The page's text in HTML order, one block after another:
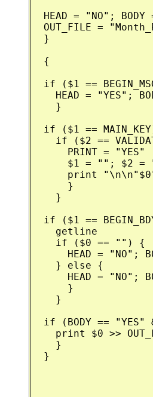
HEAD = "NO"; BODY
OUT_FILE =
  }
  {
if ($1 ==
HEAD = "YES";
    }
if ($1 ==
if ($2 ==
      PRINT = "YES"
$1 = ""; $2 =
print
      }
    }
if ($1 ==
    getline
    if ($0 == "") {
HEAD = "NO";
    } else {
HEAD = "NO";
      }
    }
if (BODY == "YES"
print $0 >>
    }
  }